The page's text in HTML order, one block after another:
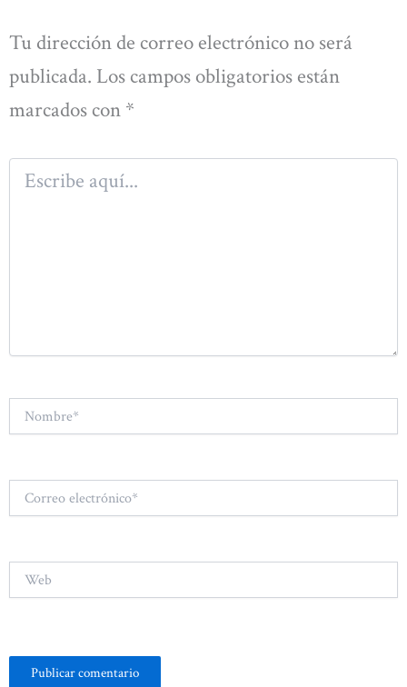
Tu dirección de correo electrónico no será
publicada. Los campos obligatorios están
marcados con *
Escribe
aquí...
electrónico*